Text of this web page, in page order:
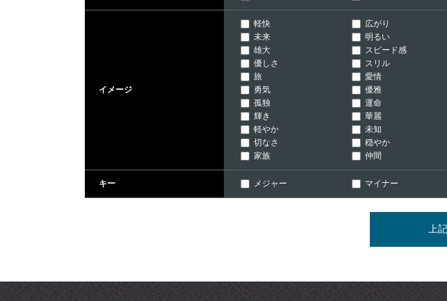
イメージ
軽快 広がり
未来
明るい
雄大
スピード感
優しさ
スリル
旅
愛情
勇気
優雅
孤独
運命
輝き
華麗
軽やか
未知
切なさ
穏やか
家族
仲間
キー メジャー マイナー